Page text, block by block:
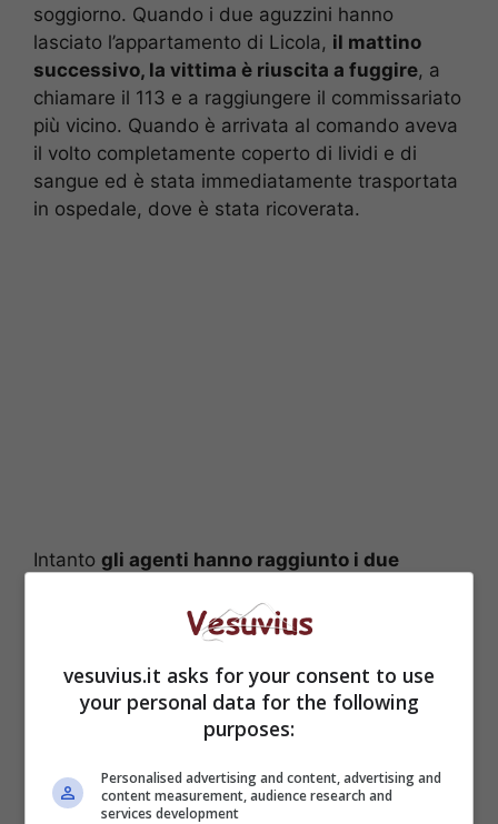
soggiorno. Quando i due aguzzini hanno
lasciato l’appartamento di Licola, il mattino
successivo, la vittima è riuscita a fuggire, a
chiamare il 113 e a raggiungere il commissariato
più vicino. Quando è arrivata al comando aveva
il volto completamente coperto di lividi e di
sangue ed è stata immediatamente trasportata
in ospedale, dove è stata ricoverata.
Intanto gli agenti hanno raggiunto i due
con l’accusa di violenza
sessuale, sequestro di persona e rapina
aggravata.La presunta amica della donna è
stata invece denunciata in stato di libertà per
lesioni personali aggravate.
ancora arrestato, Caluian è stato arrestato
perché a suo carico pendeva già
vesuvius.it asks for your consent to use
your personal data for the following
purposes:
Personalised advertising and content, advertising and
content measurement, audience research and
services development